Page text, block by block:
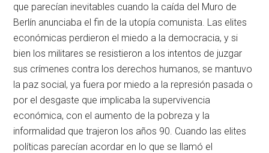
que parecían inevitables cuando la caída del Muro de
Berlín anunciaba el fin de la utopía comunista. Las elites
económicas perdieron el miedo a la democracia, y si
bien los militares se resistieron a los intentos de juzgar
sus crímenes contra los derechos humanos, se mantuvo
la paz social, ya fuera por miedo a la represión pasada o
por el desgaste que implicaba la supervivencia
económica, con el aumento de la pobreza y la
informalidad que trajeron los años 90. Cuando las elites
políticas parecían acordar en lo que se llamó el